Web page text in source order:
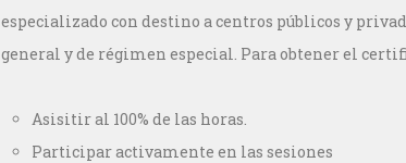
especializado con destino a centros públicos y
general y de régimen especial. Para obtener el
Asisitir al 100% de las horas.
Participar activamente en las sesiones